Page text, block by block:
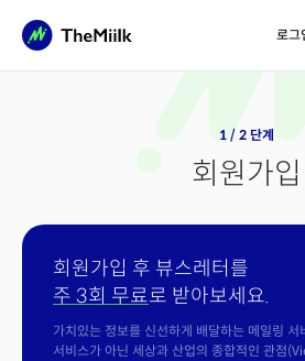
로그
1 / 2 단계
회원가입
회원가입 후 뷰스레터를
주 3회 무료로 받아보세요.
가치있는 정보를 신선하게 배달하는 메일링 서
서비스가 아닌 세상과 산업의 종합적인 관점